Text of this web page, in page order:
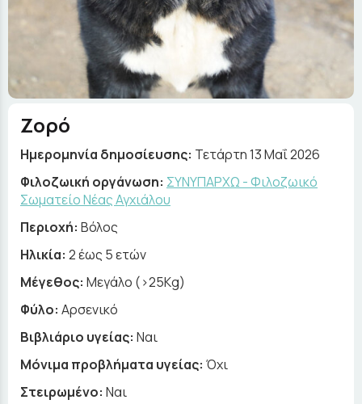
Ζορό
Ημερομηνία δημοσίευσης: Τετάρτη 13 Μαΐ 2026
Φιλοζωική οργάνωση: ΣΥΝΥΠΑΡΧΩ - Φιλοζωικό
Σωματείο Νέας Αγχιάλου
Περιοχή: Βόλος
Ηλικία: 2 έως 5 ετών
Μέγεθος: Μεγάλο (>25Kg)
Φύλο: Αρσενικό
Βιβλιάριο υγείας: Ναι
Μόνιμα προβλήματα υγείας: Όχι
Στειρωμένο: Ναι